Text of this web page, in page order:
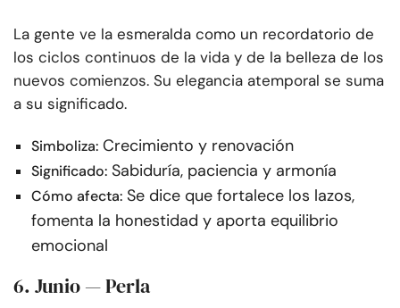
La gente ve la esmeralda como un recordatorio de
los ciclos continuos de la vida y de la belleza de los
nuevos comienzos. Su elegancia atemporal se suma
a su significado.
Simboliza: Crecimiento y renovación
Significado: Sabiduría, paciencia y armonía
Cómo afecta: Se dice que fortalece los lazos,
fomenta la honestidad y aporta equilibrio
emocional
6. Junio — Perla